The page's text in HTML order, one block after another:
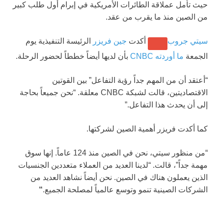
حيث تأمل عملاقة الطائرات الأمريكية في إبرام أول طلب كبير
من الصين منذ ما يقرب من عقد.
سيتي جروب أكدت جين فريزر
الرئيسة التنفيذية يوم
الجمعة ما أوردته CNBC بأن لديها أيضاً خططاً لحضور الرحلة.
“أعتقد أن من المهم جداً رؤية التفاعل” بين القوتين
الاقتصاديتين، قالت لشبكة CNBC معلقة. “نحن جميعاً بحاجة
إلى أن يحدث هذا التفاعل.”
كما أكدت فريزر أهمية الصين لشركتها.
“من منظور سيتي، نحن في الصين منذ 124 عاماً. إنها سوق
مهمة جداً”، قالت. “لدينا العديد من العملاء متعددين الجنسيات
الذين يعملون هناك في الصين. نحن أيضاً نشاهد العديد من
الشركات الصينية تنمو وتوسع عالمياً لمصلحة الجميع.“